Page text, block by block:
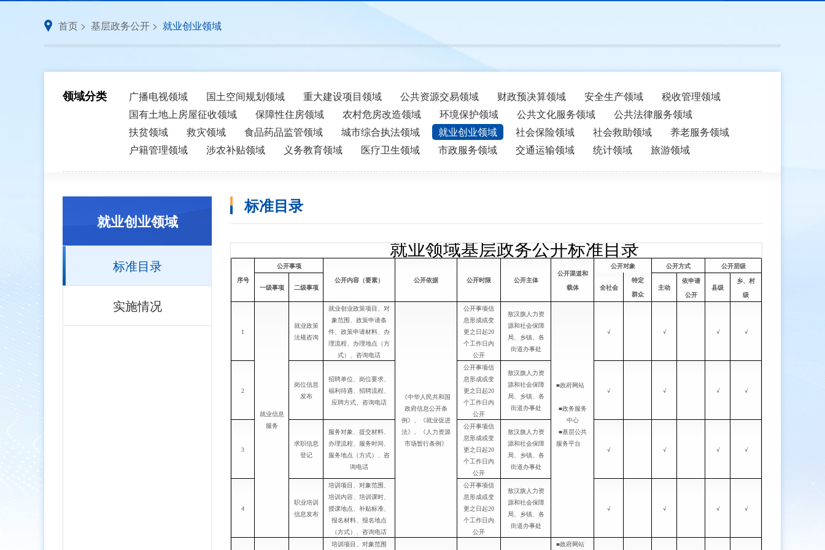
首页 > 基层政务公开 > 就业创业领域
领域分类 广播电视领域 国土空间规划领域 重大建设项目领域 公共资源交易领域 财政预决算领域 安全生产领域
税收管理领域
国有土地上房屋征收领域
保障性住房领域 农村危房改造领域 环境保护领域 公共文化服务领域
公共法律服务领域
扶贫领域
救灾领域 食品药品监管领域 城市综合执法领域 就业创业领域 社会保险领域 社会救助领域
养老服务领域
户籍管理领域
涉农补贴领域 义务教育领域 医疗卫生领域 市政服务领域 交通运输领域 统计领域 旅游领域
就业创业领域
标准目录
实施情况
标准目录
就业领域基层政务公开标准目录
序号
公开事项
公开内容（要素） 公开依据 公开时限 公开主体
公开渠道和
载体
公开对象 公开方式 公开层级
一级事项 二级事项 全社会
特定
群众
主动
依申请
公开
县级
乡、村
级
1
就业信息
服务
就业政策
法规咨询
就业创业政策项目、对
象范围、政策申请条
件、政策申请材料、办
理流程、办理地点（方
式）、咨询电话
《中华人民共和国
政府信息公开条
例》、《就业促进
法》、《人力资源
市场暂行条例》
公开事项信
息形成或变
更之日起20
个工作日内
公开
敖汉旗人力资
源和社会保障
局、乡镇、各
街道办事处
■政府网站
■政务服务
中心
■基层公共
服务平台
√ √ √ √
2
岗位信息
发布
招聘单位、岗位要求、
福利待遇、招聘流程、
应聘方式、咨询电话
公开事项信
息形成或变
更之日起20
个工作日内
公开
敖汉旗人力资
源和社会保障
局、乡镇、各
街道办事处
√ √ √ √
3
求职信息
登记
服务对象、提交材料、
办理流程、服务时间、
服务地点（方式）、咨
询电话
公开事项信
息形成或变
更之日起20
个工作日内
公开
敖汉旗人力资
源和社会保障
局、乡镇、各
街道办事处
√ √ √ √
4
职业培训
信息发布
培训项目、对象范围、
培训内容、培训课时、
授课地点、补贴标准、
报名材料、报名地点
（方式）、咨询电话
公开事项信
息形成或变
更之日起20
个工作日内
公开
敖汉旗人力资
源和社会保障
局、乡镇、各
街道办事处
√ √ √ √
培训项目、对象范围 ■政府网站